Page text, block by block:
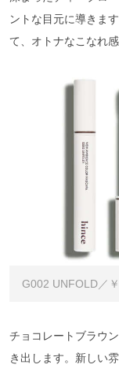
ントな目元に導きま
て、オトナなこなれ
G002 UNFOLD／
チョコレートブラウ
き出します。新しい